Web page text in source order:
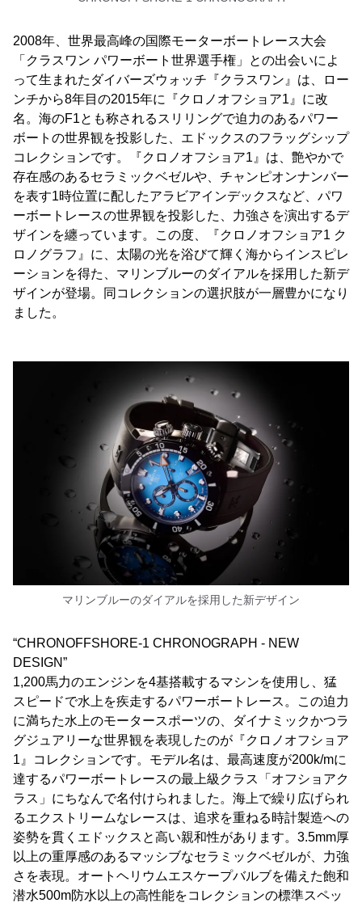
2008年、世界最高峰の国際モーターボートレース大会
「クラスワン パワーボート世界選手権」との出会いによ
って生まれたダイバーズウォッチ『クラスワン』は、ロー
ンチから8年目の2015年に『クロノオフショア1』に改
名。海のF1とも称されるスリリングで迫力のあるパワー
ボートの世界観を投影した、エドックスのフラッグシップ
コレクションです。『クロノオフショア1』は、艶やかで
存在感のあるセラミックベゼルや、チャンピオンナンバー
を表す1時位置に配したアラビアインデックスなど、パワ
ーボートレースの世界観を投影した、力強さを演出するデ
ザインを纏っています。この度、『クロノオフショア1 ク
ロノグラフ』に、太陽の光を浴びて輝く海からインスピレ
ーションを得た、マリンブルーのダイアルを採用した新デ
ザインが登場。同コレクションの選択肢が一層豊かになり
ました。
マリンブルーのダイアルを採用した新デザイン
“CHRONOFFSHORE-1 CHRONOGRAPH - NEW
DESIGN”
1,200馬力のエンジンを4基搭載するマシンを使用し、猛
スピードで水上を疾走するパワーボートレース。この迫力
に満ちた水上のモータースポーツの、ダイナミックかつラ
グジュアリーな世界観を表現したのが『クロノオフショア
1』コレクションです。モデル名は、最高速度が200k/mに
達するパワーボートレースの最上級クラス「オフショアク
ラス」にちなんで名付けられました。海上で繰り広げられ
るエクストリームなレースは、追求を重ねる時計製造への
姿勢を貫くエドックスと高い親和性があります。3.5mm厚
以上の重厚感のあるマッシブなセラミックベゼルが、力強
さを表現。オートヘリウムエスケープバルブを備えた飽和
潜水500m防水以上の高性能をコレクションの標準スペッ